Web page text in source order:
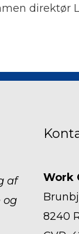
direktør
af
og
Work
8240